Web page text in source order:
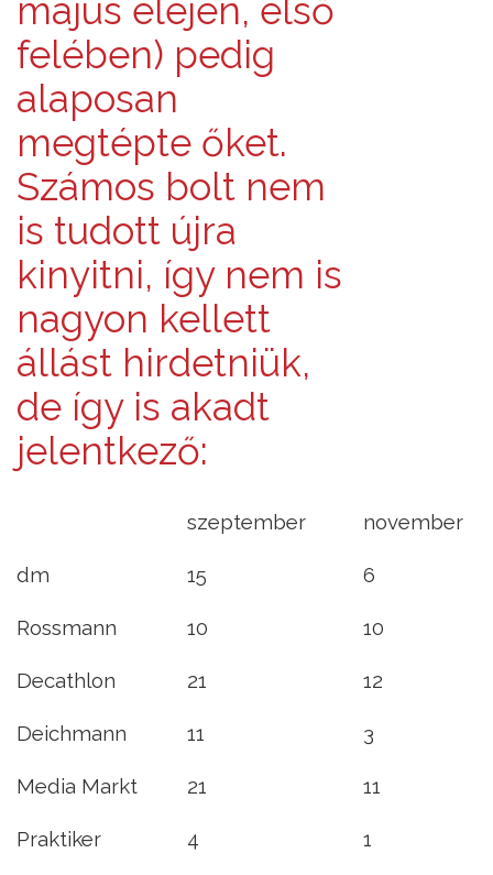
május elején, első
felében) pedig
alaposan
megtépte őket.
Számos bolt nem
is tudott újra
kinyitni, így nem is
nagyon kellett
állást hirdetniük,
de így is akadt
jelentkező:
szeptember november
dm 15 6
Rossmann 10 10
Decathlon 21 12
Deichmann 11 3
Media Markt 21 11
Praktiker 4 1